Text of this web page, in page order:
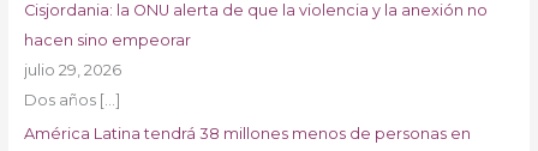
Cisjordania: la ONU alerta de que la violencia y la anexión no
hacen sino empeorar
julio 29, 2026
Dos años […]
América Latina tendrá 38 millones menos de personas en